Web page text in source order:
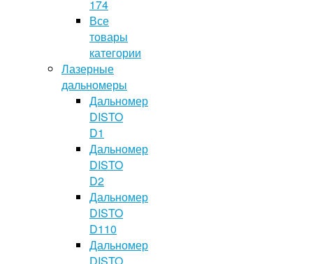
174
Все
товары
категории
Лазерные
дальномеры
Дальномер
DISTO
D1
Дальномер
DISTO
D2
Дальномер
DISTO
D110
Дальномер